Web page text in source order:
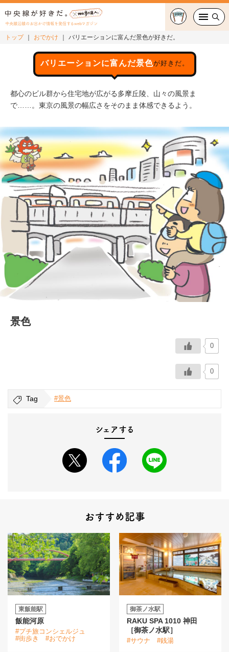
中央線沿線のお出かけ情報を発信するwebマガジン
グルメ・カフェ
スイーツ・テイクアウト
おでかけ
ショッピング
中央線カルチャー
特集
連載
中央線フェス
イベント情報
おしらせ
トップ おでかけ バリエーションに富んだ景色が好きだ。
バリエーションに富んだ景色が好きだ。
都心のビル群から住宅地が広がる多摩丘陵、山々の風景ま
で……。東京の風景の幅広さをそのまま体感できるよう。
景色
0
0
Tag #景色
シェアする
おすすめ記事
東飯能駅
飯能河原
#プチ旅コンシェルジュ
#街歩き
#おでかけ
御茶ノ水駅
RAKU SPA 1010 神田
［御茶ノ水駅］
#サウナ #銭湯